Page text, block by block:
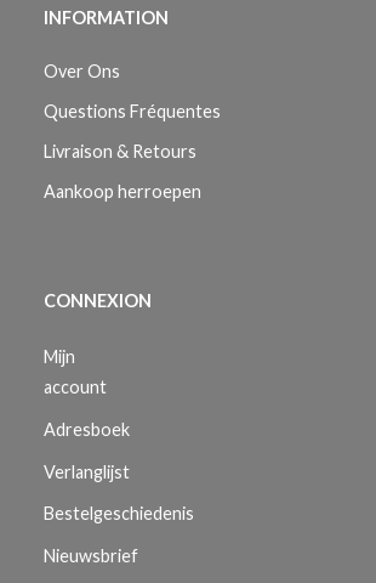
INFORMATION
Over Ons
Questions Fréquentes
Livraison & Retours
Aankoop herroepen
CONNEXION
Mijn
account
Adresboek
Verlanglijst
Bestelgeschiedenis
Nieuwsbrief